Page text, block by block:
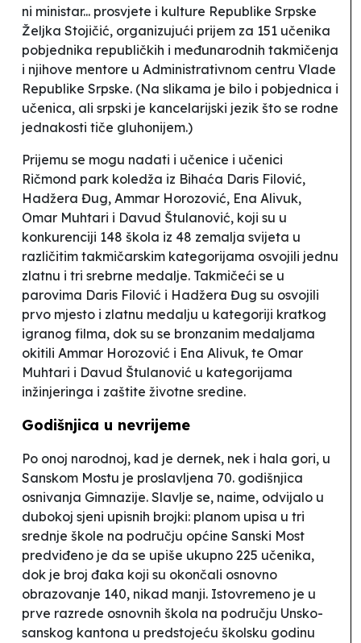
ni ministar... prosvjete i kulture Republike Srpske
Željka Stojičić, organizujući prijem za 151 učenika
pobjednika republičkih i međunarodnih takmičenja
i njihove mentore u Administrativnom centru Vlade
Republike Srpske. (Na slikama je bilo i pobjednica i
učenica, ali srpski je kancelarijski jezik što se rodne
jednakosti tiče gluhonijem.)
Prijemu se mogu nadati i učenice i učenici
Ričmond park koledža iz Bihaća Daris Filović,
Hadžera Đug, Ammar Horozović, Ena Alivuk,
Omar Muhtari i Davud Štulanović, koji su u
konkurenciji 148 škola iz 48 zemalja svijeta u
različitim takmičarskim kategorijama osvojili jednu
zlatnu i tri srebrne medalje. Takmičeći se u
parovima Daris Filović i Hadžera Đug su osvojili
prvo mjesto i zlatnu medalju u kategoriji kratkog
igranog filma, dok su se bronzanim medaljama
okitili Ammar Horozović i Ena Alivuk, te Omar
Muhtari i Davud Štulanović u kategorijama
inžinjeringa i zaštite životne sredine.
Godišnjica u nevrijeme
Po onoj narodnoj, kad je dernek, nek i hala gori, u
Sanskom Mostu je proslavljena 70. godišnjica
osnivanja Gimnazije. Slavlje se, naime, odvijalo u
dubokoj sjeni upisnih brojki: planom upisa u tri
srednje škole na području općine Sanski Most
predviđeno je da se upiše ukupno 225 učenika,
dok je broj đaka koji su okončali osnovno
obrazovanje 140, nikad manji. Istovremeno je u
prve razrede osnovnih škola na području Unsko-
sanskog kantona u predstojeću školsku godinu